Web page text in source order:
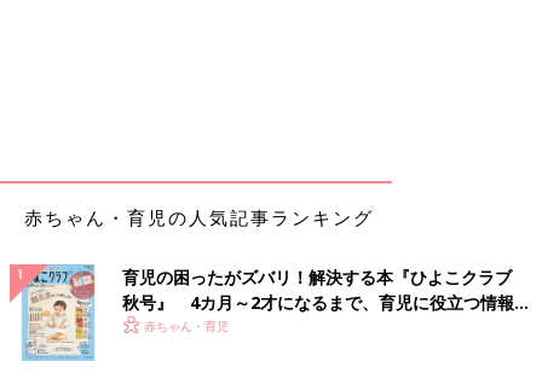
赤ちゃん・育児の人気記事ランキング
育児の困ったがズバリ！解決する本『ひよこクラブ
秋号』 4カ月～2才になるまで、育児に役立つ情報が
いっぱい！
赤ちゃん・育児